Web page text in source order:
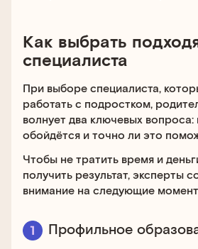
Как выбрать
специалиста
При выборе специалиста,
работать с подростком,
волнует два ключевых вопроса:
обойдётся и точно ли это
Чтобы не тратить время и
получить результат, эксперты
внимание на следующие
Профильное